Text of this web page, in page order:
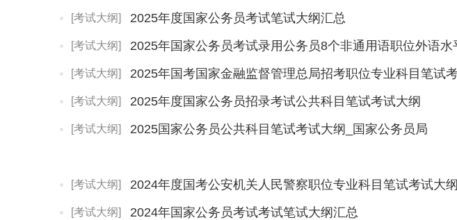
[考试大纲] 2025年度国家公务员考试笔试大纲汇总
[考试大纲]
[考试大纲]
[考试大纲] 2025年度国家公务员招录考试公共科目笔试考试大纲
[考试大纲] 2025国家公务员公共科目笔试考试大纲_国家公务员局
[考试大纲] 2024年度国考公安机关人民警察职位专业科目笔试考试大纲
[考试大纲] 2024年国家公务员考试考试笔试大纲汇总